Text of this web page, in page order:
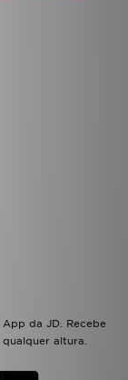
da JD. Recebe
altura.